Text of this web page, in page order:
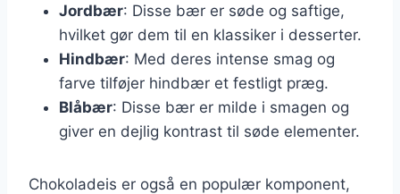
Jordbær: Disse bær er søde og saftige,
hvilket gør dem til en klassiker i desserter.
Hindbær: Med deres intense smag og
farve tilføjer hindbær et festligt præg.
Blåbær: Disse bær er milde i smagen og
giver en dejlig kontrast til søde elementer.
Chokoladeis er også en populær komponent,